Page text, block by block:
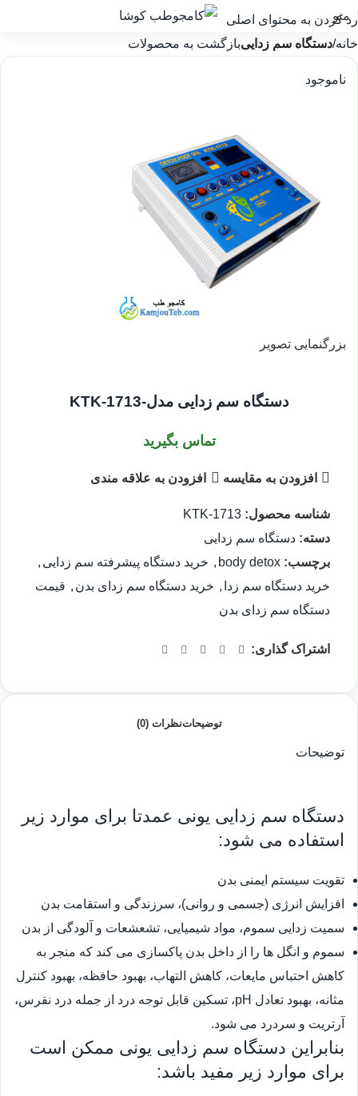
رد کردن به محتوای اصلی
منو
خانه دستگاه سم زداییبازگشت به محصولات
ناموجود
بزرگنمایی تصویر
دستگاه سم زدایی مدل-KTK-1713
تماس بگیرید
افزودن به مقایسه افزودن به علاقه مندی
شناسه محصول: KTK-1713
دسته: دستگاه سم زدایی
برچسب: body detox
, خرید دستگاه پیشرفته سم زدایی ,
خرید دستگاه سم زدا , خرید دستگاه سم زدای بدن , قیمت
دستگاه سم زدای بدن
اشتراک گذاری:
توضیحاتنظرات (0)
توضیحات
دستگاه سم زدایی یونی عمدتا برای موارد زیر
استفاده می شود:
تقویت سیستم ایمنی بدن
افزایش انرژی (جسمی و روانی)، سرزندگی و استقامت بدن
سمیت زدایی سموم، مواد شیمیایی، تشعشعات و آلودگی از بدن
سموم و انگل ها را از داخل بدن پاکسازی می کند که منجر به
کاهش احتباس مایعات، کاهش التهاب، بهبود حافظه، بهبود کنترل
مثانه، بهبود تعادل pH، تسکین قابل توجه درد از جمله درد نقرس،
آرتریت و سردرد می شود.
بنابراین دستگاه سم زدایی یونی ممکن است
برای موارد زیر مفید باشد: